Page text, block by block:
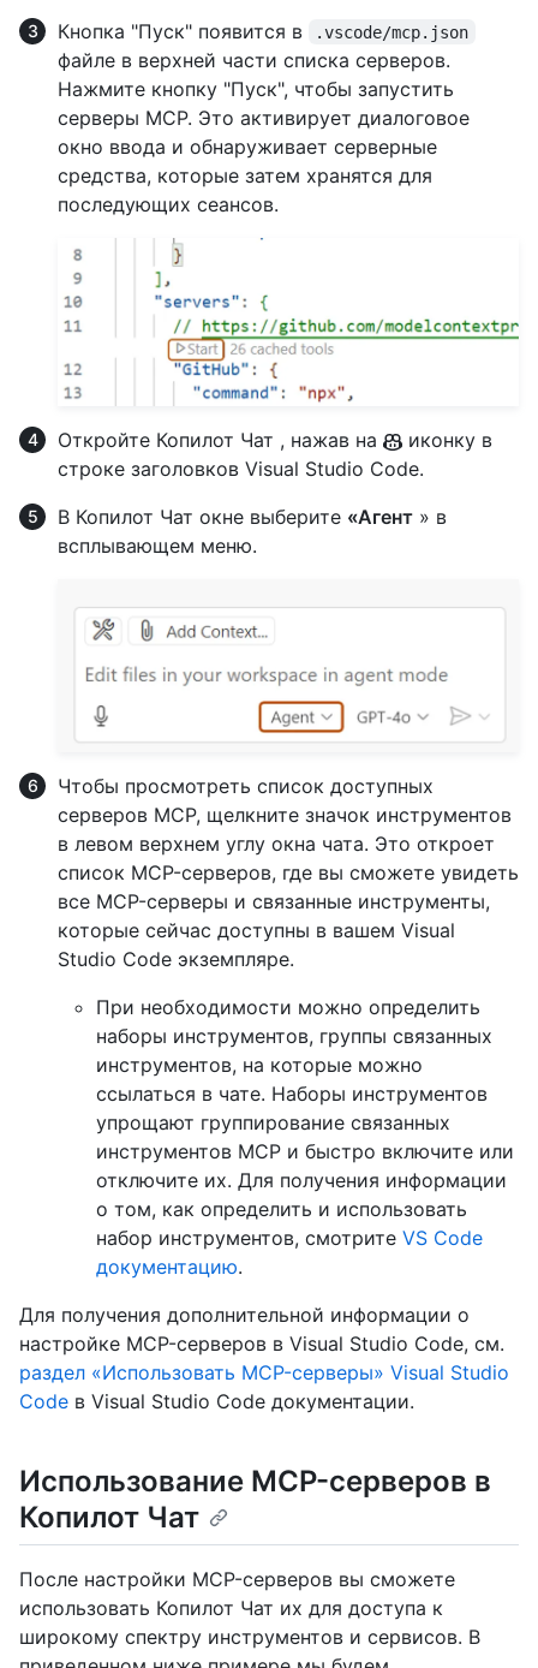
Кнопка "Пуск" появится в
.vscode/mcp.json
файле в верхней части списка серверов.
Нажмите кнопку "Пуск", чтобы запустить
серверы MCP. Это активирует диалоговое
окно ввода и обнаруживает серверные
средства, которые затем хранятся для
последующих сеансов.
Откройте Копилот Чат , нажав на
иконку в
строке заголовков Visual Studio Code.
В Копилот Чат окне выберите «Агент » в
всплывающем меню.
Чтобы просмотреть список доступных
серверов MCP, щелкните значок инструментов
в левом верхнем углу окна чата. Это откроет
список MCP-серверов, где вы сможете увидеть
все MCP-серверы и связанные инструменты,
которые сейчас доступны в вашем Visual
Studio Code экземпляре.
При необходимости можно определить
наборы инструментов, группы связанных
инструментов, на которые можно
ссылаться в чате. Наборы инструментов
упрощают группирование связанных
инструментов MCP и быстро включите или
отключите их. Для получения информации
о том, как определить и использовать
набор инструментов, смотрите VS Code
документацию.
Для получения дополнительной информации о
настройке MCP-серверов в Visual Studio Code, см.
раздел «Использовать MCP-серверы» Visual Studio
Code в Visual Studio Code документации.
Использование MCP-серверов в
Копилот Чат
После настройки MCP-серверов вы сможете
использовать Копилот Чат их для доступа к
широкому спектру инструментов и сервисов. В